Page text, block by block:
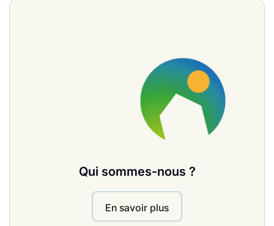
Qui sommes-nous ?
En savoir plus